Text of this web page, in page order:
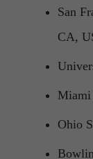
San
CA,
Ohio